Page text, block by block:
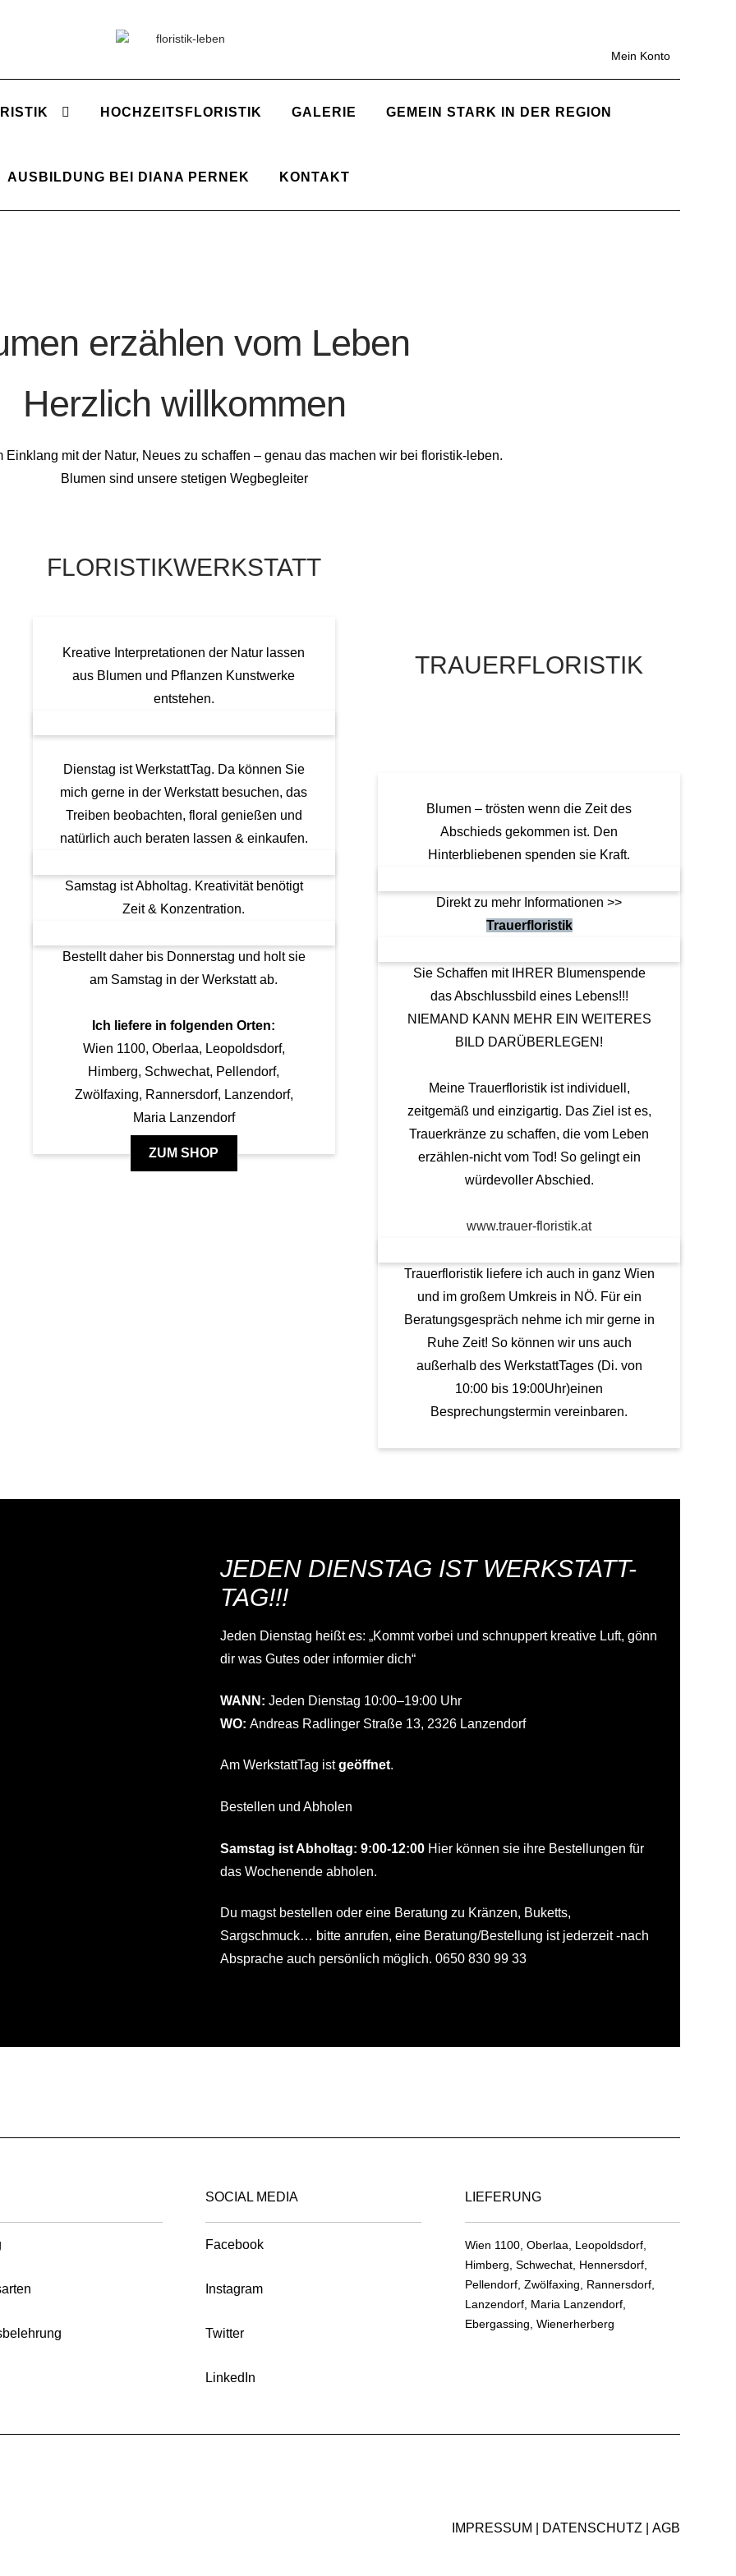
Mein Konto
HOCHZEITSFLORISTIK GALERIE GEMEIN STARK IN DER REGION
AUSBILDUNG BEI DIANA PERNEK KONTAKT
erzählen vom Leben
Herzlich willkommen
Einklang mit der Natur, Neues zu schaffen – genau das machen wir bei floristik-leben.
Blumen sind unsere stetigen Wegbegleiter
FLORISTIKWERKSTATT
Kreative Interpretationen der Natur lassen
aus Blumen und Pflanzen Kunstwerke
entstehen.
Dienstag ist WerkstattTag. Da können Sie
mich gerne in der Werkstatt besuchen, das
Treiben beobachten, floral genießen und
natürlich auch beraten lassen & einkaufen.
Samstag ist Abholtag. Kreativität benötigt
Zeit & Konzentration.
Bestellt daher bis Donnerstag und holt sie
am Samstag in der Werkstatt ab.
Ich liefere in folgenden Orten:
Wien 1100, Oberlaa, Leopoldsdorf,
Himberg, Schwechat, Pellendorf,
Zwölfaxing, Rannersdorf, Lanzendorf,
Maria Lanzendorf
ZUM SHOP
TRAUERFLORISTIK
n
Blumen – trösten wenn die Zeit des
Abschieds gekommen ist. Den
Hinterbliebenen spenden sie Kraft.
Direkt zu mehr Informationen >>
Trauerfloristik
Sie Schaffen mit IHRER Blumenspende
das Abschlussbild eines Lebens!!!
NIEMAND KANN MEHR EIN WEITERES
BILD DARÜBERLEGEN!
Meine Trauerfloristik ist individuell,
zeitgemäß und einzigartig. Das Ziel ist es,
Trauerkränze zu schaffen, die vom Leben
erzählen-nicht vom Tod! So gelingt ein
würdevoller Abschied.
www.trauer-floristik.at
Trauerfloristik liefere ich auch in ganz Wien
und im großem Umkreis in NÖ. Für ein
Beratungsgespräch nehme ich mir gerne in
Ruhe Zeit! So können wir uns auch
außerhalb des WerkstattTages (Di. von
10:00 bis 19:00Uhr)einen
Besprechungstermin vereinbaren.
JEDEN DIENSTAG IST WERKSTATT-
TAG!!!
Jeden Dienstag heißt es: „Kommt vorbei und schnuppert kreative Luft, gönn
dir was Gutes oder informier dich“
WANN:Jeden Dienstag 10:00–19:00 Uhr
WO:Andreas Radlinger Straße 13, 2326 Lanzendorf
Am WerkstattTag istgeöffnet.
Bestellen und Abholen
Samstag ist Abholtag: 9:00-12:00 Hier können sie ihre Bestellungen für
das Wochenende abholen.
Du magst bestellen oder eine Beratung zu Kränzen, Buketts,
Sargschmuck… bitte anrufen, eine Beratung/Bestellung ist jederzeit -nach
Absprache auch persönlich möglich. 0650 830 99 33
SOCIAL MEDIA
Facebook
Instagram
Twitter
LinkedIn
LIEFERUNG
Wien 1100, Oberlaa, Leopoldsdorf,
Himberg, Schwechat, Hennersdorf,
Pellendorf, Zwölfaxing, Rannersdorf,
Lanzendorf, Maria Lanzendorf,
Ebergassing, Wienerherberg
IMPRESSUM DATENSCHUTZ AGB